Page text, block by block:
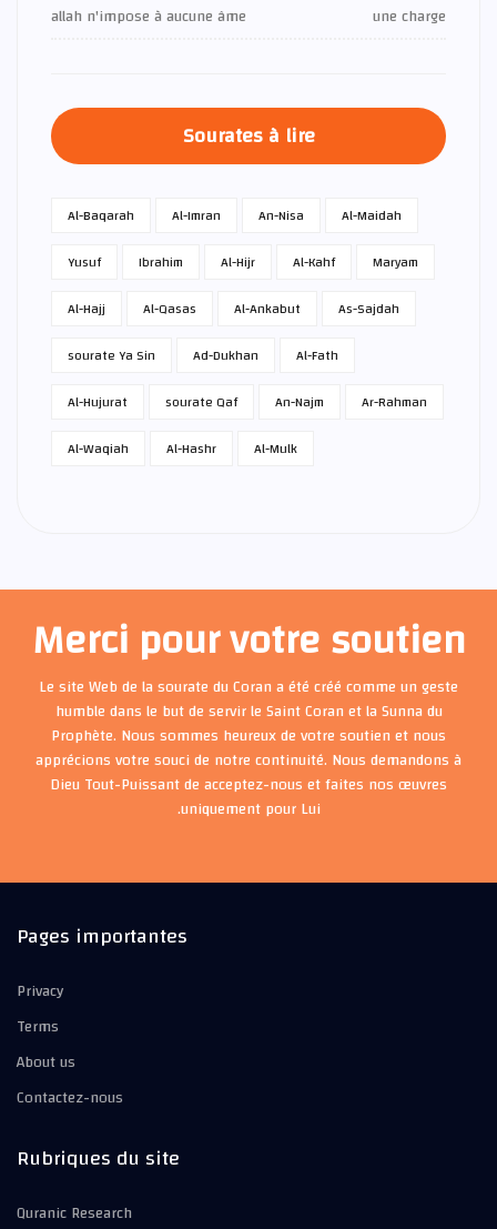
allah n'impose à aucune âme
une charge
Sourates à lire
Al-Baqarah Al-Imran An-Nisa
Al-Maidah
Yusuf
Ibrahim Al-Hijr Al-Kahf
Maryam
Al-Hajj
Al-Qasas Al-Ankabut
As-Sajdah
sourate Ya Sin
Ad-Dukhan
Al-Fath
Al-Hujurat
sourate Qaf An-Najm
Ar-Rahman
Al-Waqiah
Al-Hashr Al-Mulk
Merci pour votre soutien
Le site Web de la sourate du Coran a été créé comme un geste
humble dans le but de servir le Saint Coran et la Sunna du
Prophète. Nous sommes heureux de votre soutien et nous
apprécions votre souci de notre continuité. Nous demandons à
Dieu Tout-Puissant de acceptez-nous et faites nos œuvres
uniquement pour Lui.
Pages importantes
Privacy
Terms
About us
Contactez-nous
Rubriques du site
Quranic Research